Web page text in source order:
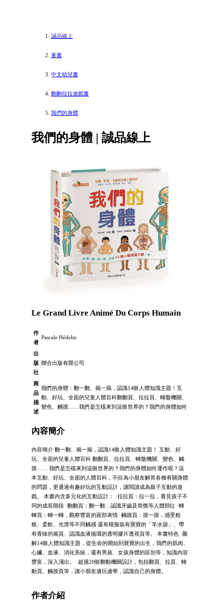
誠品線上
童書
中文幼兒書
翻翻拉拉遊戲書
我們的身體
我們的身體 | 誠品線上
Le Grand Livre Animé Du Corps Humain
作
者
Pascale Hédelin
出
版
社
聯合出版有限公司
商
品
描
述
我們的身體：翻一翻、揭一揭，認識14個人體知識主題！互
動、好玩、全面的兒童人體百科翻翻頁、拉拉頁、轉盤機關、
變色、觸摸……我們是怎樣來到這個世界的？我們的身體如何
內容簡介
內容簡介 翻一翻、揭一揭，認識14個人體知識主題！ 互動、好
玩、全面的兒童人體百科 翻翻頁、拉拉頁、轉盤機關、變色、觸
摸…… 我們是怎樣來到這個世界的？我們的身體如何運作呢？這
本互動、好玩、全面的人體百科，不但為小朋友解答各種有關身體
的問題，更通過有趣好玩的互動設計，讓閱讀成為親子互動的遊
戲。 本書內含多元化的互動設計： ·拉拉頁：拉一拉，看見孩子不
同的成長階段 ·翻翻頁：翻一翻，認識牙齒及骨骼等人體部位 ·轉
轉頁：轉一轉，觀察豐富的面部表情 ·觸摸頁：摸一摸，感受粗
糙、柔軟、光滑等不同觸感 還有模擬裝有寶寶的「羊水袋」、帶
有香味的揭頁、認識血液循環的透明膠片透視頁等。 本書特色 ·圖
解14個人體知識主題，從生命的開始到寶寶的出生，我們的肌肉、
心臟、血液、消化系統，還有男孩、女孩身體的區別等，知識內容
豐富，深入淺出。 ·超過20個翻動機關設計，包括翻頁、拉頁、轉
動頁、觸摸頁等，讓小朋友邊玩邊學，認識自己的身體。
作者介紹